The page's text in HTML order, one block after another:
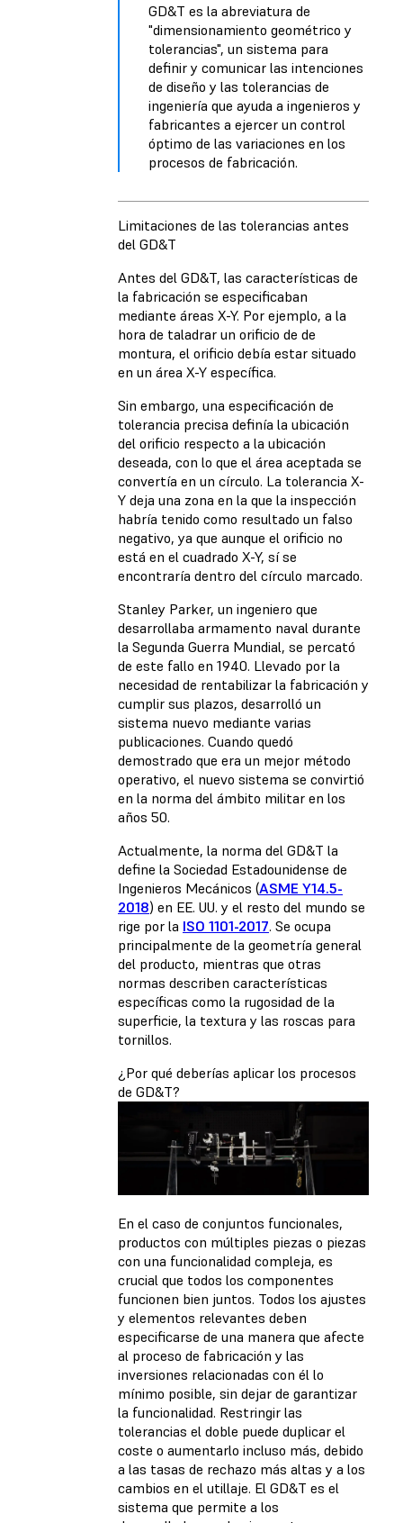
GD&T es la abreviatura de
"dimensionamiento geométrico y
tolerancias", un sistema para
definir y comunicar las intenciones
de diseño y las tolerancias de
ingeniería que ayuda a ingenieros y
fabricantes a ejercer un control
óptimo de las variaciones en los
procesos de fabricación.
Limitaciones de las tolerancias antes
del GD&T
Antes del GD&T, las características de
la fabricación se especificaban
mediante áreas X-Y. Por ejemplo, a la
hora de taladrar un orificio de de
montura, el orificio debía estar situado
en un área X-Y específica.
Sin embargo, una especificación de
tolerancia precisa definía la ubicación
del orificio respecto a la ubicación
deseada, con lo que el área aceptada se
convertía en un círculo. La tolerancia X-
Y deja una zona en la que la inspección
habría tenido como resultado un falso
negativo, ya que aunque el orificio no
está en el cuadrado X-Y, sí se
encontraría dentro del círculo marcado.
Stanley Parker, un ingeniero que
desarrollaba armamento naval durante
la Segunda Guerra Mundial, se percató
de este fallo en 1940. Llevado por la
necesidad de rentabilizar la fabricación y
cumplir sus plazos, desarrolló un
sistema nuevo mediante varias
publicaciones. Cuando quedó
demostrado que era un mejor método
operativo, el nuevo sistema se convirtió
en la norma del ámbito militar en los
años 50.
Actualmente, la norma del GD&T la
define la Sociedad Estadounidense de
Ingenieros Mecánicos (ASME Y14.5-
2018) en EE. UU. y el resto del mundo se
rige por la ISO 1101-2017. Se ocupa
principalmente de la geometría general
del producto, mientras que otras
normas describen características
específicas como la rugosidad de la
superficie, la textura y las roscas para
tornillos.
¿Por qué deberías aplicar los procesos
de GD&T?
En el caso de conjuntos funcionales,
productos con múltiples piezas o piezas
con una funcionalidad compleja, es
crucial que todos los componentes
funcionen bien juntos. Todos los ajustes
y elementos relevantes deben
especificarse de una manera que afecte
al proceso de fabricación y las
inversiones relacionadas con él lo
mínimo posible, sin dejar de garantizar
la funcionalidad. Restringir las
tolerancias el doble puede duplicar el
coste o aumentarlo incluso más, debido
a las tasas de rechazo más altas y a los
cambios en el utillaje. El GD&T es el
sistema que permite a los